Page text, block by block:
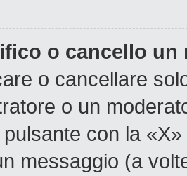
o cancello un
o cancellare
o un
con la
messaggio (a